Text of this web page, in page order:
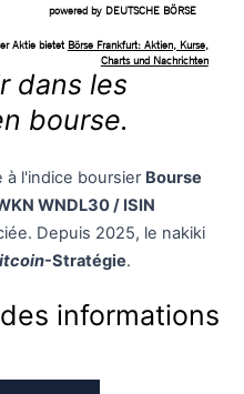
dans les
bourse.
à l'indice boursier Bourse
WNDL30 / ISIN
Depuis 2025, le nakiki
-Stratégie.
informations